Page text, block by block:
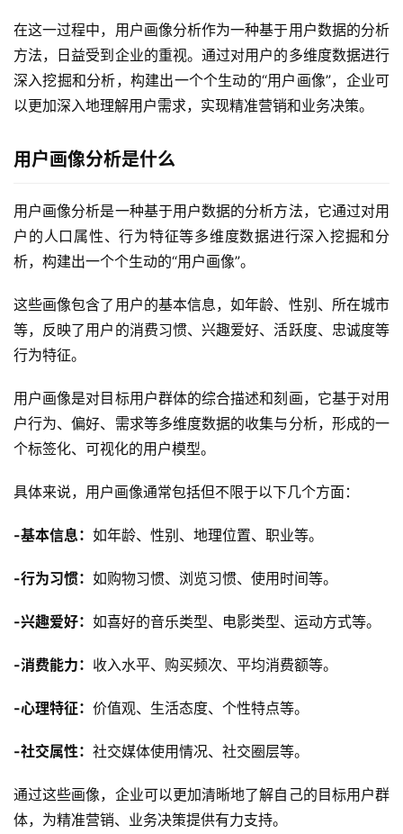
在这一过程中，用户画像分析作为一种基于用户数据的分析
方法，日益受到企业的重视。通过对用户的多维度数据进行
深入挖掘和分析，构建出一个个生动的“用户画像”，企业可
以更加深入地理解用户需求，实现精准营销和业务决策。
用户画像分析是什么
用户画像分析是一种基于用户数据的分析方法，它通过对用
户的人口属性、行为特征等多维度数据进行深入挖掘和分
析，构建出一个个生动的“用户画像”。
这些画像包含了用户的基本信息，如年龄、性别、所在城市
等，反映了用户的消费习惯、兴趣爱好、活跃度、忠诚度等
行为特征。
用户画像是对目标用户群体的综合描述和刻画，它基于对用
户行为、偏好、需求等多维度数据的收集与分析，形成的一
个标签化、可视化的用户模型。
具体来说，用户画像通常包括但不限于以下几个方面：
-基本信息： 如年龄、性别、地理位置、职业等。
-行为习惯： 如购物习惯、浏览习惯、使用时间等。
-兴趣爱好： 如喜好的音乐类型、电影类型、运动方式等。
-消费能力： 收入水平、购买频次、平均消费额等。
-心理特征： 价值观、生活态度、个性特点等。
-社交属性： 社交媒体使用情况、社交圈层等。
通过这些画像，企业可以更加清晰地了解自己的目标用户群
体，为精准营销、业务决策提供有力支持。